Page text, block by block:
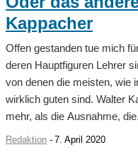
Kappacher
Offen gestanden tue mich
deren Hauptfiguren Lehrer
von denen die meisten, wie
wirklich guten sind. Walter Kappachers Selina ist allerdings weit
mehr, als die Ausnahme,
Redaktion - 7. April 2020